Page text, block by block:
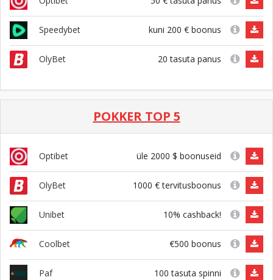
Speedybet kuni 200 € boonus
OlyBet 20 tasuta panus
POKKER TOP 5
Optibet üle 2000 $ boonuseid
OlyBet 1000 € tervitusboonus
Unibet 10% cashback!
Coolbet €500 boonus
Paf 100 tasuta spinni